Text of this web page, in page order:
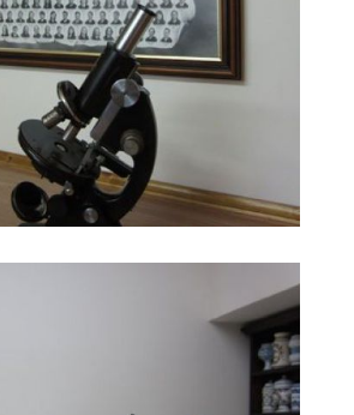
Ampliar